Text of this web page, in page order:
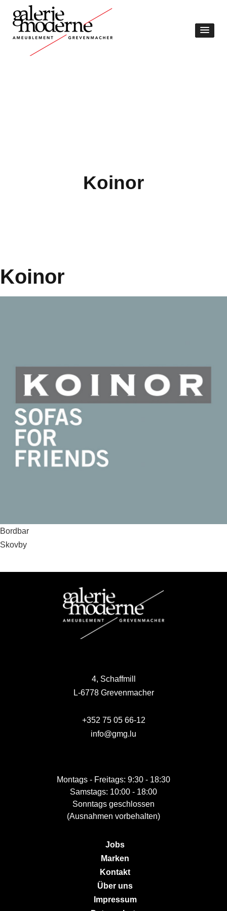
Koinor
Koinor
Beitragsnavigation
Bordbar
Skovby
4, Schaffmill
L-6778 Grevenmacher
+352 75 05 66-12
info@gmg.lu
Montags - Freitags: 9:30 - 18:30
Samstags: 10:00 - 18:00
Sonntags geschlossen
(Ausnahmen vorbehalten)
Jobs
Marken
Kontakt
Über uns
Impressum